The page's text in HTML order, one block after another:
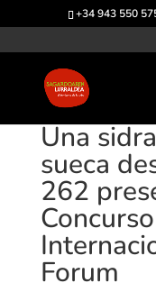
+34 943 550
Una
sueca
262
Forum